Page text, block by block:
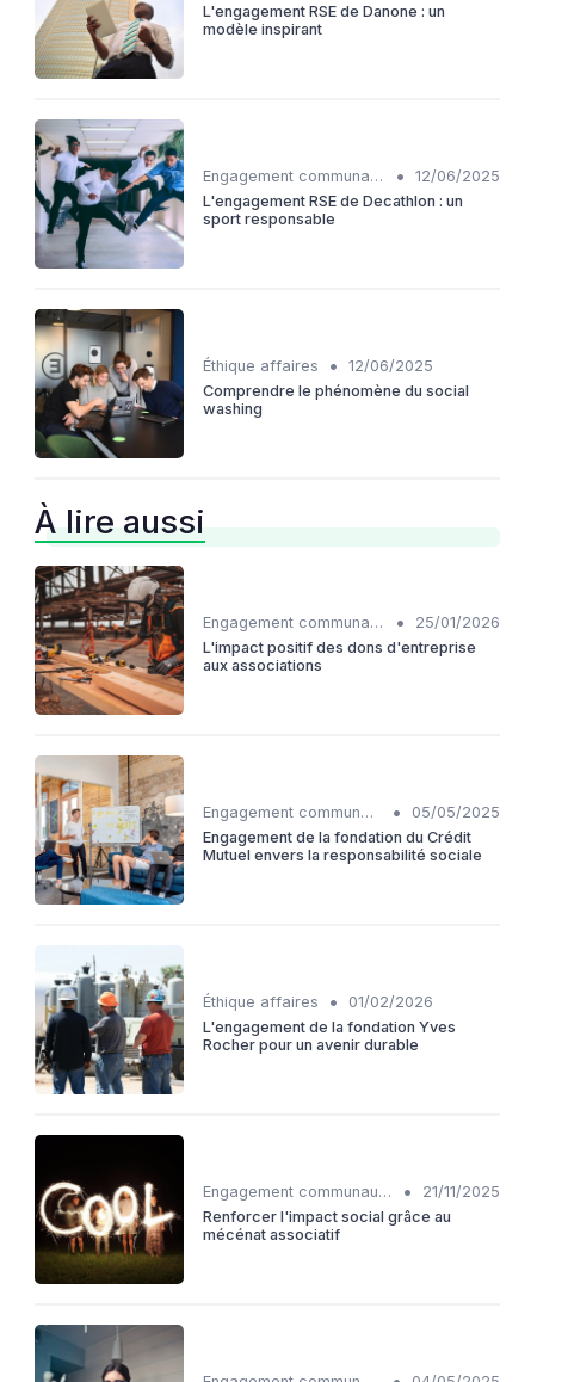
L'engagement RSE de Danone : un
modèle inspirant
Engagement communautaire •
12/06/2025
L'engagement RSE de Decathlon : un
sport responsable
Éthique affaires •
12/06/2025
Comprendre le phénomène du social
washing
À lire aussi
Engagement communautaire •
25/01/2026
L'impact positif des dons d'entreprise
aux associations
Engagement communautaire •
05/05/2025
Engagement de la fondation du Crédit
Mutuel envers la responsabilité sociale
Éthique affaires •
01/02/2026
L'engagement de la fondation Yves
Rocher pour un avenir durable
Engagement communautaire •
21/11/2025
Renforcer l'impact social grâce au
mécénat associatif